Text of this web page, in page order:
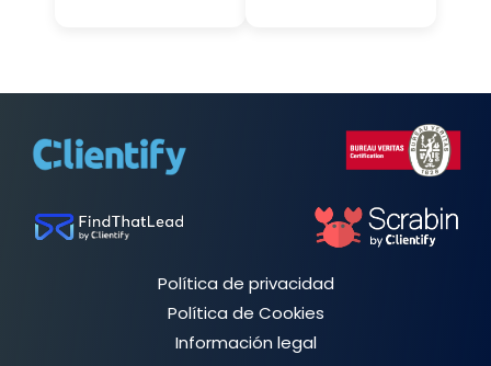
Política de privacidad
Política de Cookies
Información legal